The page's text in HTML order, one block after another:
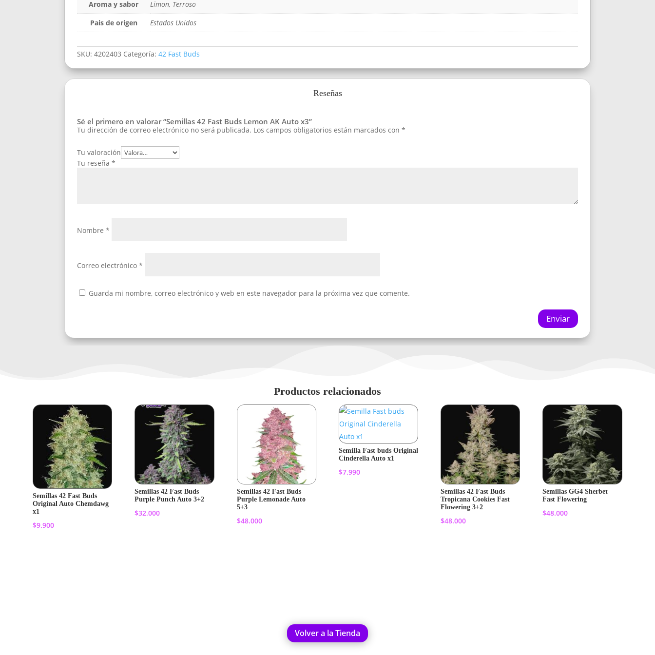
Aroma y sabor
Limon, Terroso
Pais de origen
Estados Unidos
SKU: 4202403 Categoría: 42 Fast Buds
Reseñas
Sé el primero en valorar “Semillas 42 Fast Buds Lemon AK Auto x3”
Tu dirección de correo electrónico no será publicada. Los campos obligatorios están marcados con *
Tu valoración
Tu reseña *
Nombre *
Correo electrónico *
Guarda mi nombre, correo electrónico y web en este navegador para la próxima vez que comente.
Enviar
Productos relacionados
Semillas 42 Fast Buds
Original Auto Chemdawg
x1
$9.900
Semillas 42 Fast Buds
Purple Punch Auto 3+2
$32.000
Semillas 42 Fast Buds
Purple Lemonade Auto
5+3
$48.000
Semilla Fast buds Original
Cinderella Auto x1
$7.990
Semillas 42 Fast Buds
Tropicana Cookies Fast
Flowering 3+2
$48.000
Semillas GG4 Sherbet
Fast Flowering
$48.000
Volver a la Tienda